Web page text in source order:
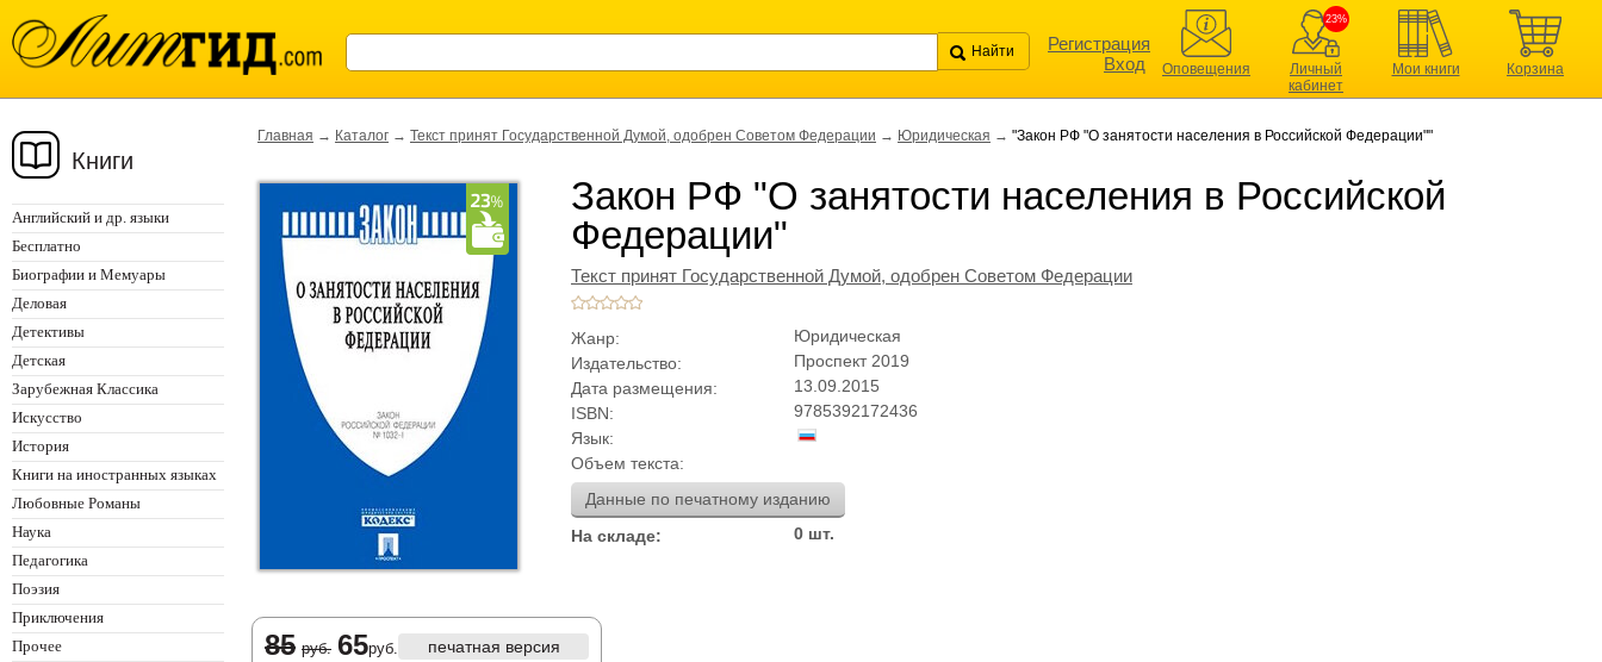
Регистрация
Вход
Оповещения
23%
Личный
кабинет
Мои книги Корзина
Книги
Английский и др. языки
Бесплатно
Биографии и Мемуары
Деловая
Детективы
Детская
Зарубежная Классика
Искусство
История
Книги на иностранных языках
Любовные Романы
Наука
Педагогика
Поэзия
Приключения
Прочее
Главная → Каталог → Текст принят Государственной Думой, одобрен Советом Федерации → Юридическая → "Закон РФ "О занятости населения в Российской Федерации""
Закон РФ "О занятости населения в Российской
Федерации"
Текст принят Государственной Думой, одобрен Советом Федерации
Жанр:
Юридическая
Издательство:
Проспект 2019
Дата размещения:
13.09.2015
ISBN:
9785392172436
Язык:
Объем текста:
Данные по печатному изданию
На складе:
0 шт.
85 руб. 65руб. печатная версия